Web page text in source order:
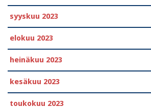
syyskuu 2023
elokuu 2023
heinäkuu 2023
kesäkuu 2023
toukokuu 2023